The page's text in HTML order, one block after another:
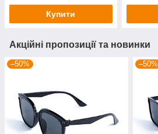
Купити
Акційні пропозиції та новинки
–50% –50%